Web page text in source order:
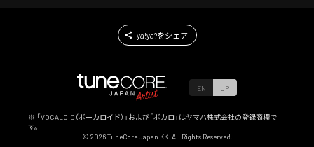
ya!ya?をシェア
EN JP
※ 「VOCALOID（ボーカロイド）」および「ボカロ」はヤマハ株式会社の登録商標で
す。
© 2026TuneCore Japan KK. All Rights Reserved.